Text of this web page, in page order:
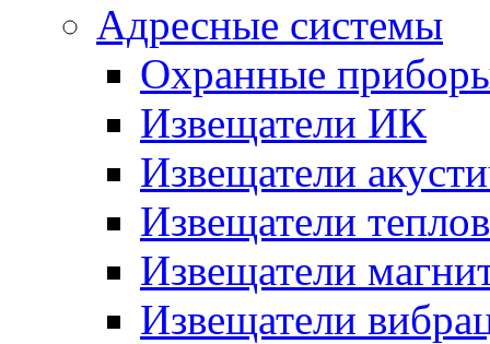
Адресные системы
Охранные
Извещатели ИК
Извещатели
Извещатели
Извещатели
Извещатели